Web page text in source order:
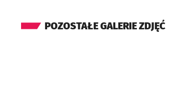
POZOSTAŁE GALERIE ZDJĘĆ